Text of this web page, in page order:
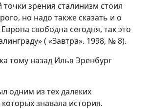
точки зрения сталинизм стоил
но надо также сказать и о
свободна сегодня, так это
( «Завтра». 1998, № 8).
тому назад Илья Эренбург
одним из тех далеких
знавала история.